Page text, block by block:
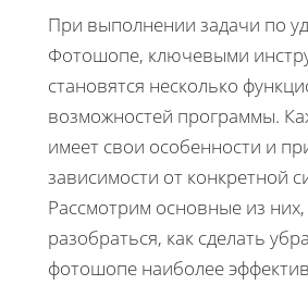
При выполнении задачи по
Фотошопе, ключевыми
становятся несколько
возможностей программы.
имеет свои особенности и
зависимости от конкретной
Рассмотрим основные из
разобраться, как сделать
фотошопе наиболее